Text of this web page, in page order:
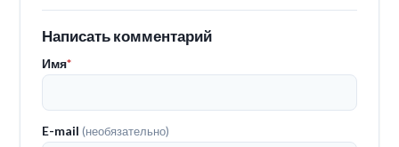
Написать комментарий
Имя*
E-mail(необязательно)